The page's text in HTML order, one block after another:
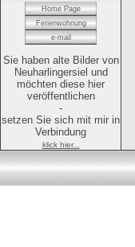
Home Page
Ferienwohnung
e-mail
Sie haben alte Bilder von
Neuharlingersiel und
möchten diese hier
veröffentlichen
-
setzen Sie sich mit mir in
Verbindung
klick hier...